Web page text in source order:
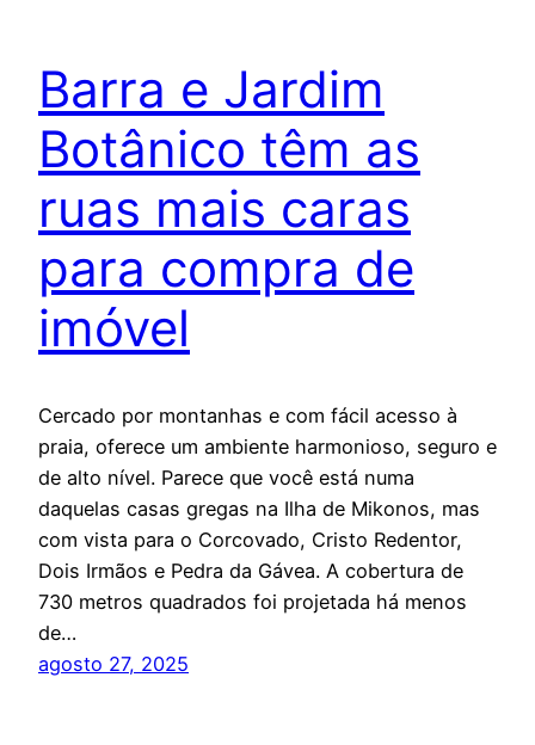
Barra e Jardim
Botânico têm as
ruas mais caras
para compra de
imóvel
Cercado por montanhas e com fácil acesso à
praia, oferece um ambiente harmonioso, seguro e
de alto nível. Parece que você está numa
daquelas casas gregas na Ilha de Mikonos, mas
com vista para o Corcovado, Cristo Redentor,
Dois Irmãos e Pedra da Gávea. A cobertura de
730 metros quadrados foi projetada há menos
de…
agosto 27, 2025